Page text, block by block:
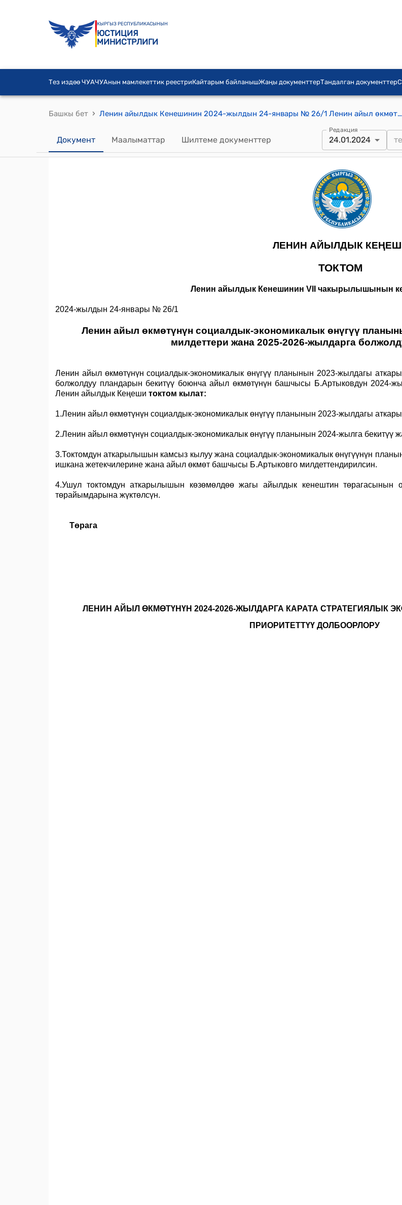
КЫРГЫЗ РЕСПУБЛИКАСЫНЫН
ЮСТИЦИЯ
МИНИСТРЛИГИ
Тез издөө ЧУАЧУАнын мамлекеттик реестриКайтарым байланышЖаңы документтерТандалган документтер
Башкы бет › Ленин айылдык Кенешинин 2024-жылдын 24-январы № 26/1 Ленин айыл өкмөтүнүн социалдык-экономикалык өнүгүү планынын 2023-жылга аткарылышы, 2024-жылга милдеттери жана 2025-2026-жылдарга болжолдуу пландарын бекитүү токтому
Документ Маалыматтар Шилтеме документтер
Редакция
24.01.2024